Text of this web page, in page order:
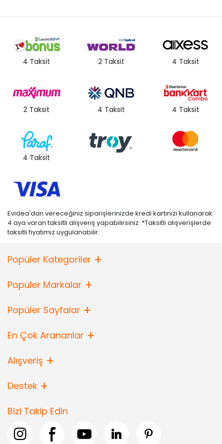
4 Taksit 2 Taksit 4 Taksit
2 Taksit 4 Taksit 4 Taksit
4 Taksit
Evidea'dan vereceğiniz siparişlerinizde kredi kartınızı kullanarak
4 aya varan taksitli alışveriş yapabilirsiniz. *Taksitli alışverişlerde
taksitli fiyatımız uygulanabilir.
Popüler Kategoriler
Popüler Markalar
Popüler Sayfalar
En Çok Arananlar
Alışveriş
Destek
Bizi Takip Edin